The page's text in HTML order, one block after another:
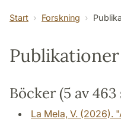
Institutionen
Start Forskning
Böcker (5 av 463
La Mela, V. (2026).